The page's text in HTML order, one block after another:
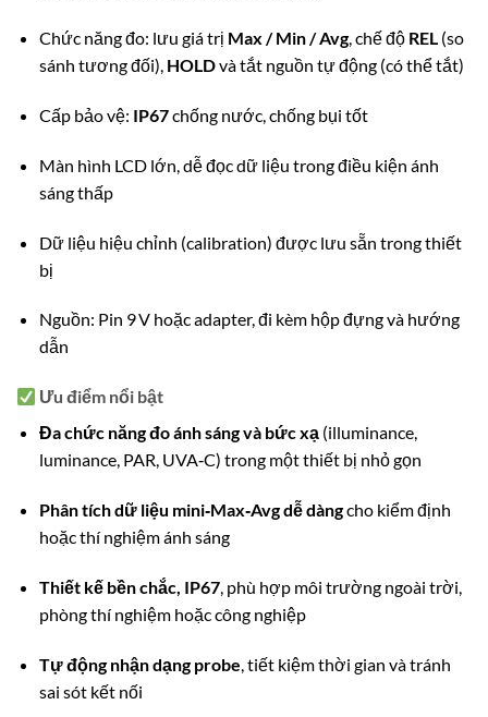
Chức năng đo: lưu giá trị Max / Min / Avg, chế độ REL(so
sánh tương đối), HOLDvà tắt nguồn tự động (có thể tắt)
Cấp bảo vệ: IP67chống nước, chống bụi tốt
Màn hình LCD lớn, dễ đọc dữ liệu trong điều kiện ánh
sáng thấp
Dữ liệu hiệu chỉnh (calibration) được lưu sẵn trong thiết
bị
Nguồn: Pin 9 V hoặc adapter, đi kèm hộp đựng và hướng
dẫn
Ưu điểm nổi bật
Đa chức năng đo ánh sáng và bức xạ(illuminance,
luminance, PAR, UVA‑C) trong một thiết bị nhỏ gọn
Phân tích dữ liệu mini‑Max‑Avg dễ dàngcho kiểm định
hoặc thí nghiệm ánh sáng
Thiết kế bền chắc, IP67, phù hợp môi trường ngoài trời,
phòng thí nghiệm hoặc công nghiệp
Tự động nhận dạng probe , tiết kiệm thời gian và tránh
sai sót kết nối